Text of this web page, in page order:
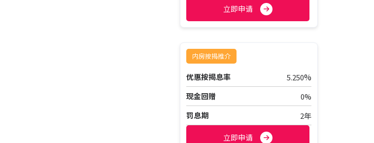
立即申请
内房按揭推介
优惠按揭息率 5.250%
现金回赠
0%
罚息期
2年
立即申请